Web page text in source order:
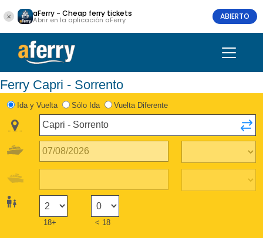
aFerry - Cheap ferry tickets
Abrir en la aplicación aFerry ABIERTO
Ferry Capri - Sorrento
Ida y Vuelta Sólo Ida Vuelta Diferente
18+ < 18